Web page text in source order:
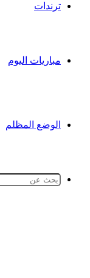
ترندات
مباريات اليوم
الوضع المظلم